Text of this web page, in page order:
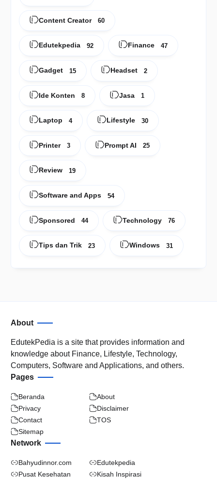
Content Creator 60
Edutekpedia 92 Finance 47
Gadget 15 Headset 2
Ide Konten 8 Jasa 1
Laptop 4 Lifestyle 30
Printer 3 Prompt AI 25
Review 19
Software and Apps 54
Sponsored 44 Technology 76
Tips dan Trik 23 Windows 31
About
EdutekPedia is a site that provides information and
knowledge about Finance, Lifestyle, Technology,
Computers, Software and Applications, and others.
Pages
Beranda
About
Privacy
Disclaimer
Contact
TOS
Sitemap
Network
Bahyudinnor.com
Edutekpedia
Pusat Kesehatan
Kisah Inspirasi